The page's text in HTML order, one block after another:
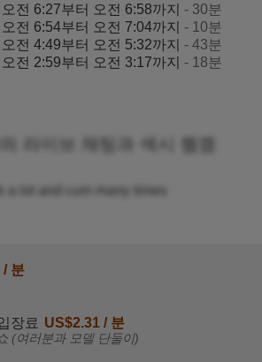
전 6:27부터 오전 6:58까지
- 30분
전 6:54부터 오전 7:04까지
- 10분
전 4:49부터 오전 5:32까지
- 43분
전 2:59부터 오전 3:17까지
- 18분
라이브 채팅과 섹시 웹캠
a lot and cum many times
/ 분
장료 US$2.31 / 분
(여러분과 모델 단둘이)